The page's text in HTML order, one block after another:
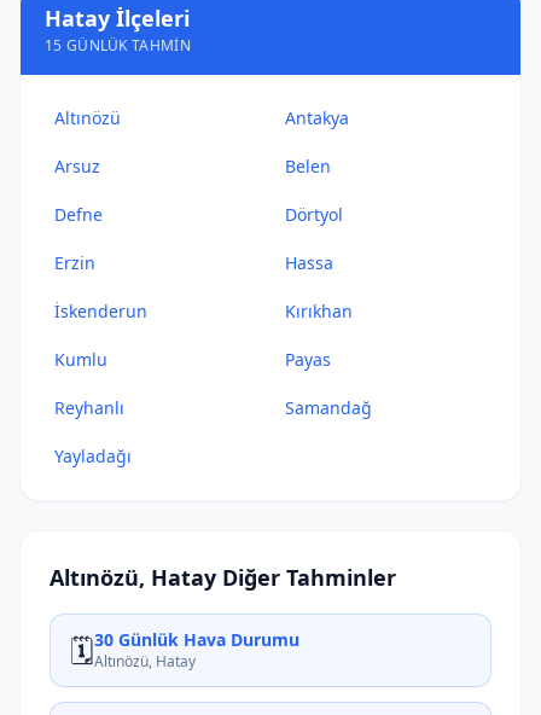
Hatay İlçeleri
15 GÜNLÜK TAHMIN
Altınözü Antakya
Arsuz Belen
Defne Dörtyol
Erzin Hassa
İskenderun Kırıkhan
Kumlu Payas
Reyhanlı Samandağ
Yayladağı
Altınözü, Hatay Diğer Tahminler
🗓️30 Günlük Hava Durumu
Altınözü, Hatay